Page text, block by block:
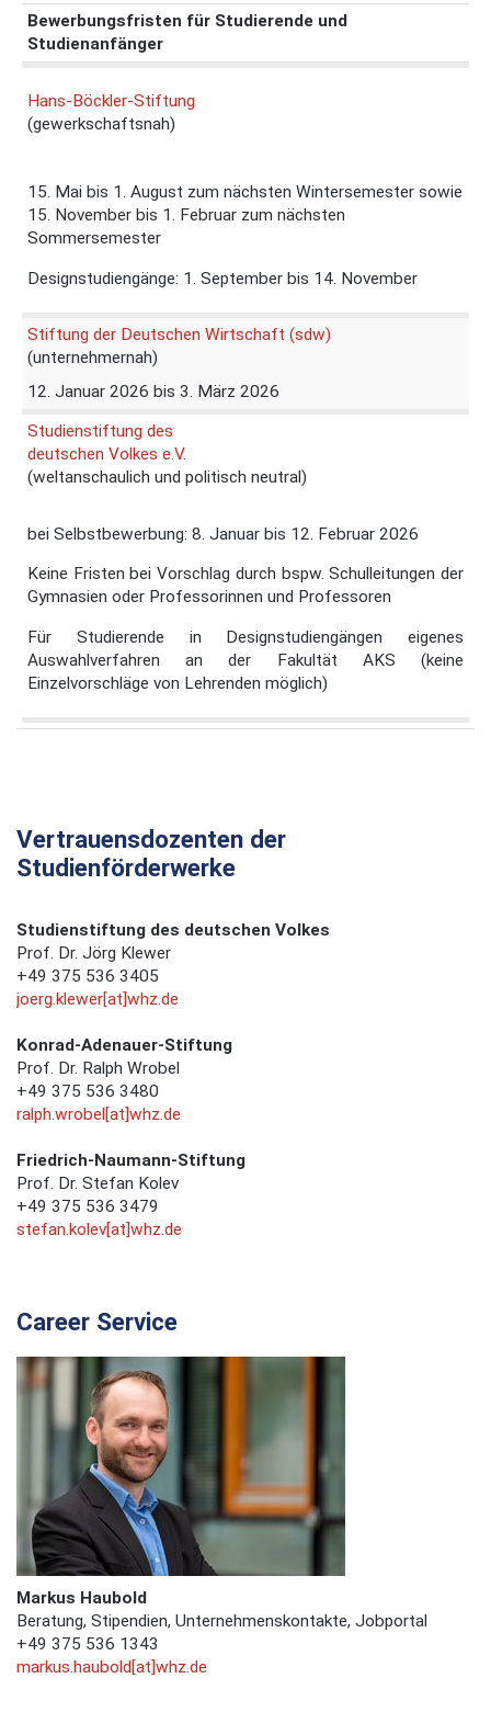
Bewerbungsfristen für Studierende und
Studienanfänger
Hans-Böckler-Stiftung
(gewerkschaftsnah)
15. Mai bis 1. August zum nächsten Wintersemester sowie
15. November bis 1. Februar zum nächsten
Sommersemester
Designstudiengänge: 1. September bis 14. November
Stiftung der Deutschen Wirtschaft (sdw)
(unternehmernah)
12. Januar 2026 bis 3. März 2026
Studienstiftung des
deutschen Volkes e.V.
(weltanschaulich und politisch neutral)
bei Selbstbewerbung: 8. Januar bis 12. Februar 2026
Keine Fristen bei Vorschlag durch bspw. Schulleitungen der
Gymnasien oder Professorinnen und Professoren
Für Studierende in Designstudiengängen eigenes
Auswahlverfahren an der Fakultät AKS (keine
Einzelvorschläge von Lehrenden möglich)
Vertrauensdozenten der
Studienförderwerke
Studienstiftung des deutschen Volkes
Prof. Dr. Jörg Klewer
+49 375 536 3405
joerg.klewer[at]whz.de
Konrad-Adenauer-Stiftung
Prof. Dr. Ralph Wrobel
+49 375 536 3480
ralph.wrobel[at]whz.de
Friedrich-Naumann-Stiftung
Prof. Dr. Stefan Kolev
+49 375 536 3479
stefan.kolev[at]whz.de
Career Service
Markus Haubold
Beratung, Stipendien, Unternehmenskontakte, Jobportal
+49 375 536 1343
markus.haubold[at]whz.de